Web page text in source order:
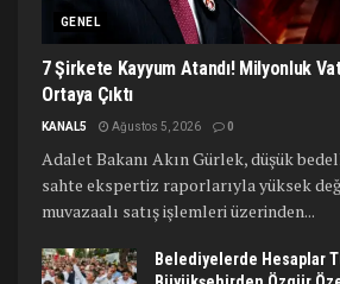
GENEL
7 Şirkete Kayyum Atandı! Milyonluk
Ortaya Çıktı
KANAL5 Ağustos 5, 2026 0
Adalet Bakanı Akın Gürlek, düşük
sahte ekspertiz raporlarıyla yüksek
muvazaalı satış işlemleri üzerinden...
Belediyelerde Hesaplar